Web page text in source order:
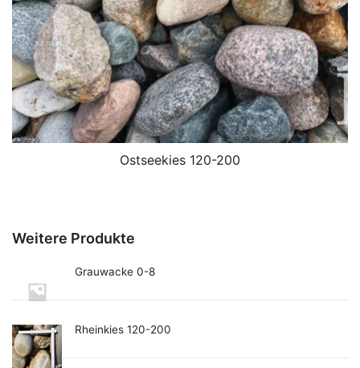
Ostseekies 120-200
Weitere Produkte
Grauwacke 0-8
Rheinkies 120-200